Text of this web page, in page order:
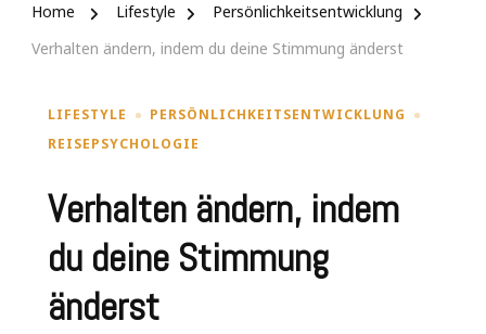
Home Lifestyle
Persönlichkeitsentwicklung
Verhalten ändern, indem du deine Stimmung änderst
LIFESTYLE
PERSÖNLICHKEITSENTWICKLUNG
REISEPSYCHOLOGIE
Verhalten ändern, indem
du deine Stimmung
änderst